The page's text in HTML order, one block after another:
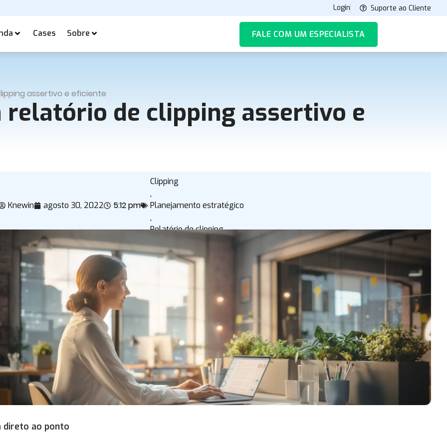
Login Suporte ao Cliente
Cases Sobre FALE COM UM ESPECIALISTA
assertivo e eficiente
relatório de clipping assertivo e
Knewin agosto 30, 2022 5:12 pm
Clipping
,
Planejamento estratégico
,
Relatório de clipping
direto ao ponto